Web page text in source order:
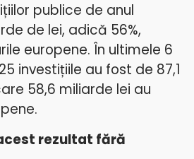
publice de anul
de lei, adică 56%,
europene. În ultimele 6
investițiile au fost de 87,1
58,6 miliarde lei au
rezultat fără